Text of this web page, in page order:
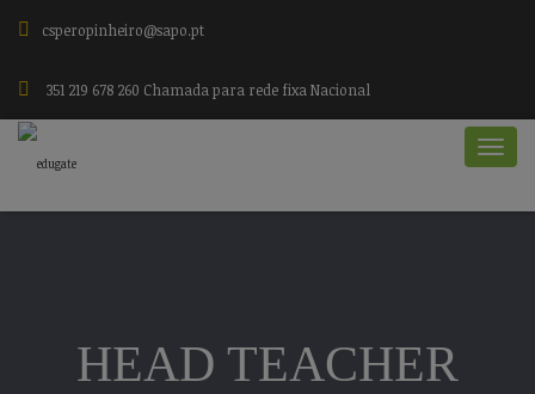
csperopinheiro@sapo.pt
351 219 678 260 Chamada para rede fixa Nacional
HEAD TEACHER